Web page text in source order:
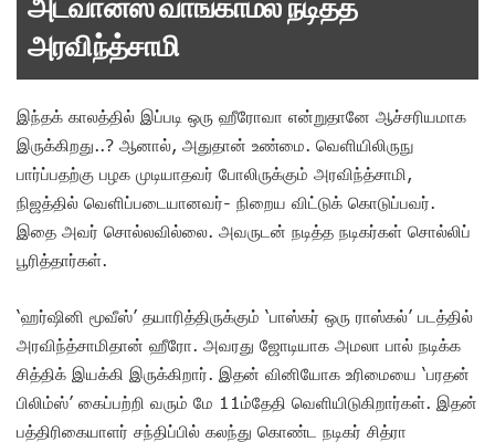
அரவிந்த்சாமி
இந்தக் காலத்தில் இப்படி ஒரு ஹீரோவா என்றுதானே ஆச்சரியமாக
இருக்கிறது..? ஆனால், அதுதான் உண்மை. வெளியிலிருநு
பார்ப்பதற்கு பழக முடியாதவர் போலிருக்கும் அரவிந்த்சாமி,
நிஜத்தில் வெளிப்படையானவர்- நிறைய விட்டுக் கொடுப்பவர்.
இதை அவர் சொல்லவில்லை. அவருடன் நடித்த நடிகர்கள் சொல்லிப்
பூரித்தார்கள்.
‘ஹர்ஷினி மூவீஸ்’ தயாரித்திருக்கும் ‘பாஸ்கர் ஒரு ராஸ்கல்’ படத்தில்
அரவிந்த்சாமிதான் ஹீரோ. அவரது ஜோடியாக அமலா பால் நடிக்க
சித்திக் இயக்கி இருக்கிறார். இதன் வினியோக உரிமையை ‘பரதன்
பிலிம்ஸ்’ கைப்பற்றி வரும் மே 11ம்தேதி வெளியிடுகிறார்கள். இதன்
பத்திரிகையாளர் சந்திப்பில் கலந்து கொண்ட நடிகர் சித்ரா